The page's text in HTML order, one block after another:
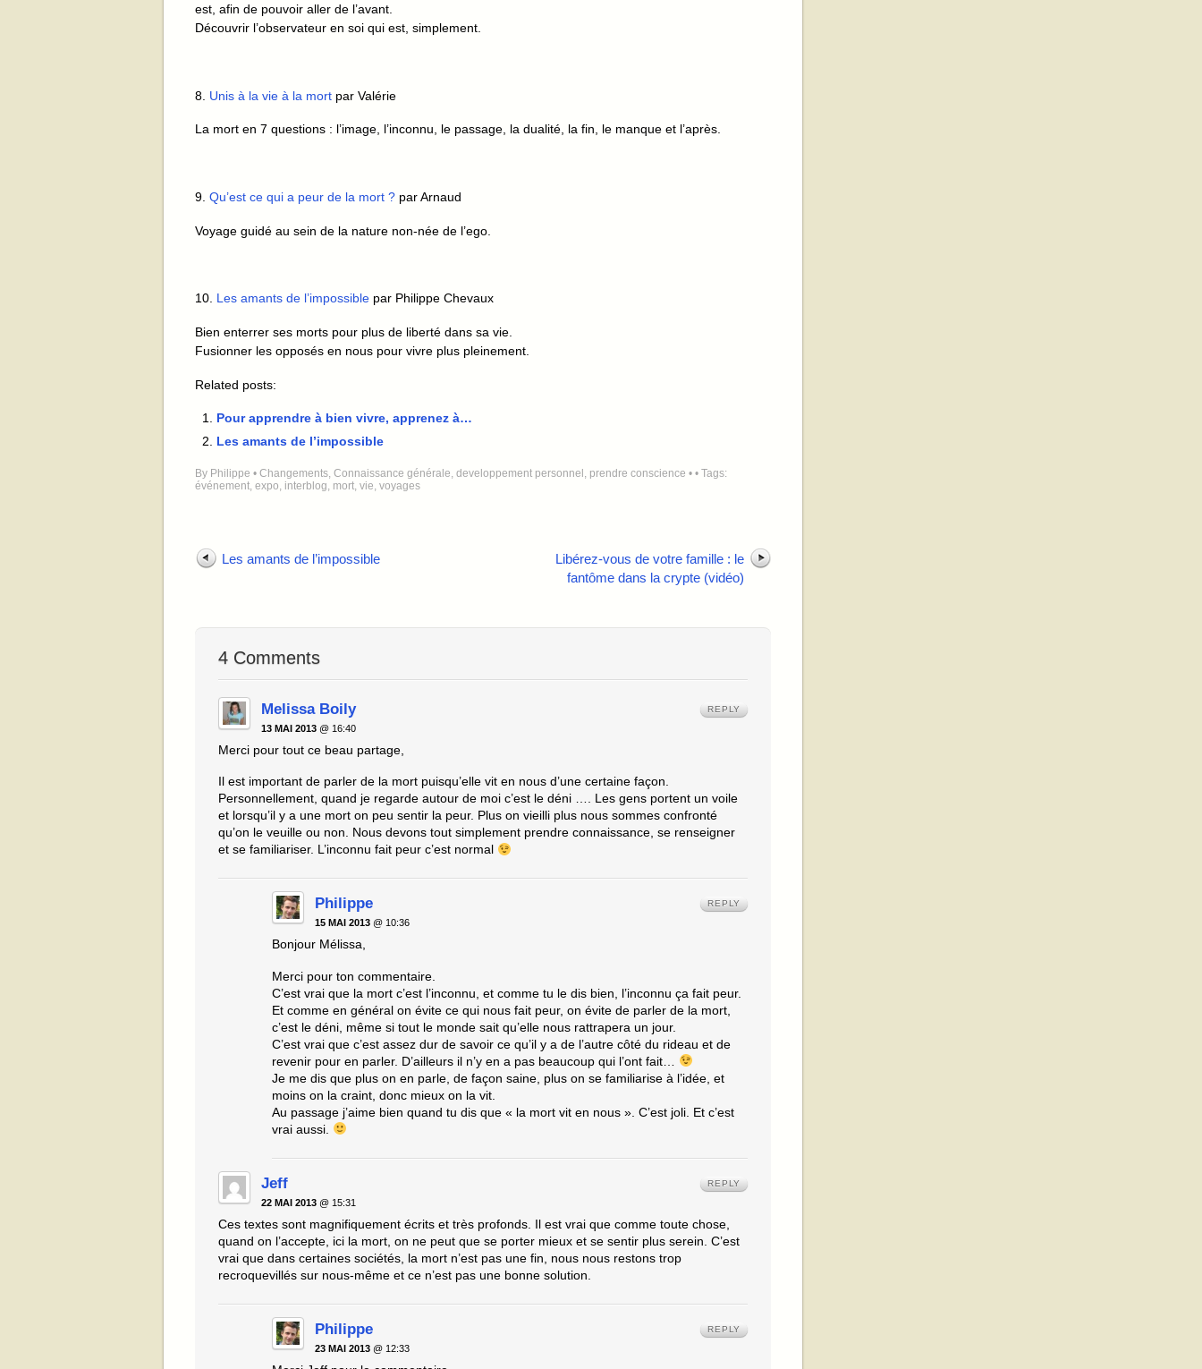
est, afin de pouvoir aller de l’avant.
Découvrir l’observateur en soi qui est, simplement.
8. Unis à la vie à la mort par Valérie
La mort en 7 questions : l’image, l’inconnu, le passage, la dualité, la fin, le manque et l’après.
9. Qu’est ce qui a peur de la mort ? par Arnaud
Voyage guidé au sein de la nature non-née de l’ego.
10. Les amants de l’impossible par Philippe Chevaux
Bien enterrer ses morts pour plus de liberté dans sa vie.
Fusionner les opposés en nous pour vivre plus pleinement.
Related posts:
Pour apprendre à bien vivre, apprenez à…
Les amants de l’impossible
By Philippe • Changements, Connaissance générale, developpement personnel , prendre conscience • • Tags:
événement, expo, interblog, mort, vie, voyages
Les amants de l’impossible
Libérez-vous de votre famille : le
fantôme dans la crypte (vidéo)
4 Comments
Melissa Boily
13 MAI 2013@ 16:40
Merci pour tout ce beau partage,
Il est important de parler de la mort puisqu’elle vit en nous d’une certaine façon.
Personnellement, quand je regarde autour de moi c’est le déni …. Les gens portent un voile
et lorsqu’il y a une mort on peu sentir la peur. Plus on vieilli plus nous sommes confronté
qu’on le veuille ou non. Nous devons tout simplement prendre connaissance, se renseigner
et se familiariser. L’inconnu fait peur c’est normal
REPLY
Philippe
15 MAI 2013@ 10:36
Bonjour Mélissa,
Merci pour ton commentaire.
C’est vrai que la mort c’est l’inconnu, et comme tu le dis bien, l’inconnu ça fait peur.
Et comme en général on évite ce qui nous fait peur, on évite de parler de la mort,
c’est le déni, même si tout le monde sait qu’elle nous rattrapera un jour.
C’est vrai que c’est assez dur de savoir ce qu’il y a de l’autre côté du rideau et de
revenir pour en parler. D’ailleurs il n’y en a pas beaucoup qui l’ont fait…
Je me dis que plus on en parle, de façon saine, plus on se familiarise à l’idée, et
moins on la craint, donc mieux on la vit.
Au passage j’aime bien quand tu dis que « la mort vit en nous ». C’est joli. Et c’est
vrai aussi.
REPLY
Jeff
22 MAI 2013@ 15:31
Ces textes sont magnifiquement écrits et très profonds. Il est vrai que comme toute chose,
quand on l’accepte, ici la mort, on ne peut que se porter mieux et se sentir plus serein. C’est
vrai que dans certaines sociétés, la mort n’est pas une fin, nous nous restons trop
recroquevillés sur nous-même et ce n’est pas une bonne solution.
REPLY
Philippe
23 MAI 2013@ 12:33
REPLY